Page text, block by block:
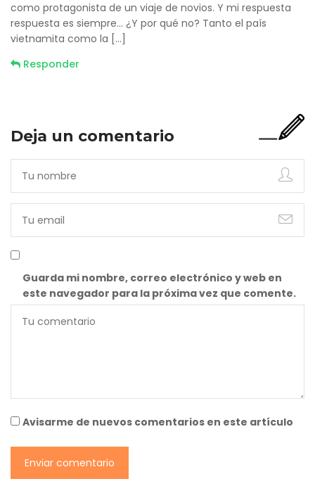
como protagonista de un viaje de novios. Y mi respuesta
respuesta es siempre… ¿Y por qué no? Tanto el país
vietnamita como la […]
Responder
Deja un comentario
Guarda mi nombre, correo electrónico y web en
este navegador para la próxima vez que comente.
Avisarme de nuevos comentarios en este artículo